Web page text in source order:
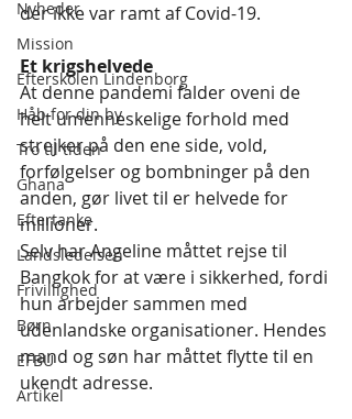
Nyheder
Mission
Efterskolen Lindenborg
Håb for din by
Tro til tiden
Ghana
Eftertanke
Landsledelsen
Frivillighed
Børn
EFBU
Artikel
der ikke var ramt af Covid-19.
Et krigshelvede
At denne pandemi falder oveni de
helt umenneskelige forhold med
strejker på den ene side, vold,
forfølgelser og bombninger på den
anden, gør livet til er helvede for
millioner.
Selv har Angeline måttet rejse til
Bangkok for at være i sikkerhed, fordi
hun arbejder sammen med
udenlandske organisationer. Hendes
mand og søn har måttet flytte til en
ukendt adresse.